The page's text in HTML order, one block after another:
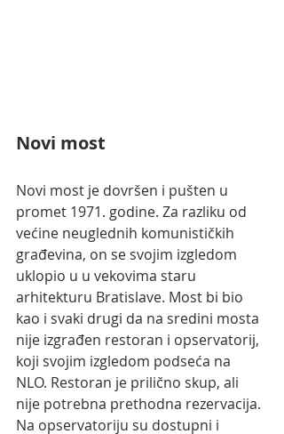
Novi most
Novi most je dovršen i pušten u
promet 1971. godine. Za razliku od
većine neuglednih komunističkih
građevina, on se svojim izgledom
uklopio u u vekovima staru
arhitekturu Bratislave. Most bi bio
kao i svaki drugi da na sredini mosta
nije izgrađen restoran i opservatorij,
koji svojim izgledom podseća na
NLO. Restoran je prilično skup, ali
nije potrebna prethodna rezervacija.
Na opservatoriju su dostupni i